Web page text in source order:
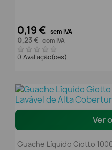
0,19 € sem IVA
0,23 € com IVA
0 Avaliação(ões)
Ver
Guache Líquido Giotto